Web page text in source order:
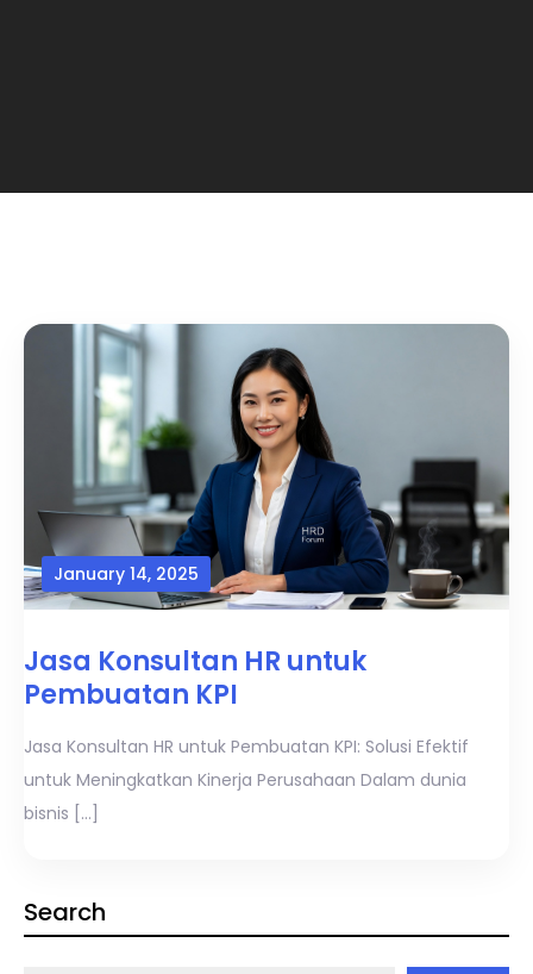
January 14, 2025
Jasa Konsultan HR untuk
Pembuatan KPI
Jasa Konsultan HR untuk Pembuatan KPI: Solusi Efektif
untuk Meningkatkan Kinerja Perusahaan Dalam dunia
bisnis […]
Search